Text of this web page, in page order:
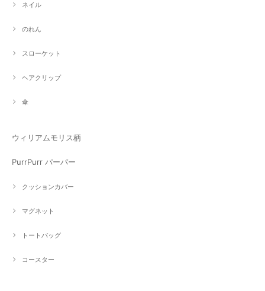
ネイル
のれん
スローケット
ヘアクリップ
傘
ウィリアムモリス柄
PurrPurr パーパー
クッションカバー
マグネット
トートバッグ
コースター